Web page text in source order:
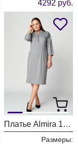
4292 руб.
Платье Almira 107 серый
Размеры: